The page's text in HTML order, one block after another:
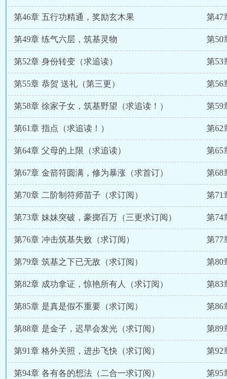
第46章 五行功精通，奖励玄木果 第47
第49章 练气六层，筑基灵物 第50
第52章 身份转变（求追读） 第53
第55章 恭贺 送礼（第三更） 第56
第58章 徐家子女，筑基野望（求追读！） 第59
第61章 指点（求追读！） 第62
第64章 父母的上限（求追读） 第65
第67章 金箭符圆满，修为暴涨（求首订） 第68
第70章 二阶制符师苗子（求订阅） 第71
第73章 妹妹突破，豪掷百万（三更求订阅） 第74
第76章 冲击筑基失败（求订阅） 第77
第79章 筑基之下已无敌（求订阅） 第80
第82章 成功拿证，惊艳所有人（求订阅） 第83
第85章 是真是假不重要（求订阅） 第86
第88章 是金子，迟早会发光（求订阅） 第89
第91章 格外关照，进步飞快（求订阅） 第92
第94章 各有各的想法（二合一求订阅） 第95